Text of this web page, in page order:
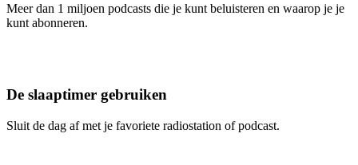
Meer dan 1 miljoen podcasts die je kunt beluisteren en waarop je je
kunt abonneren.
De slaaptimer gebruiken
Sluit de dag af met je favoriete radiostation of podcast.